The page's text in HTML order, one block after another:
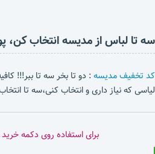
سه تا لباس از مدیسه انتخاب کن،
کد تخفیف مدیسه: دو تا بخر سه تا ببر!!!
لیاسی که نیاز داری و انتخاب کنی،سه تا
برای استفاده روی دکمه